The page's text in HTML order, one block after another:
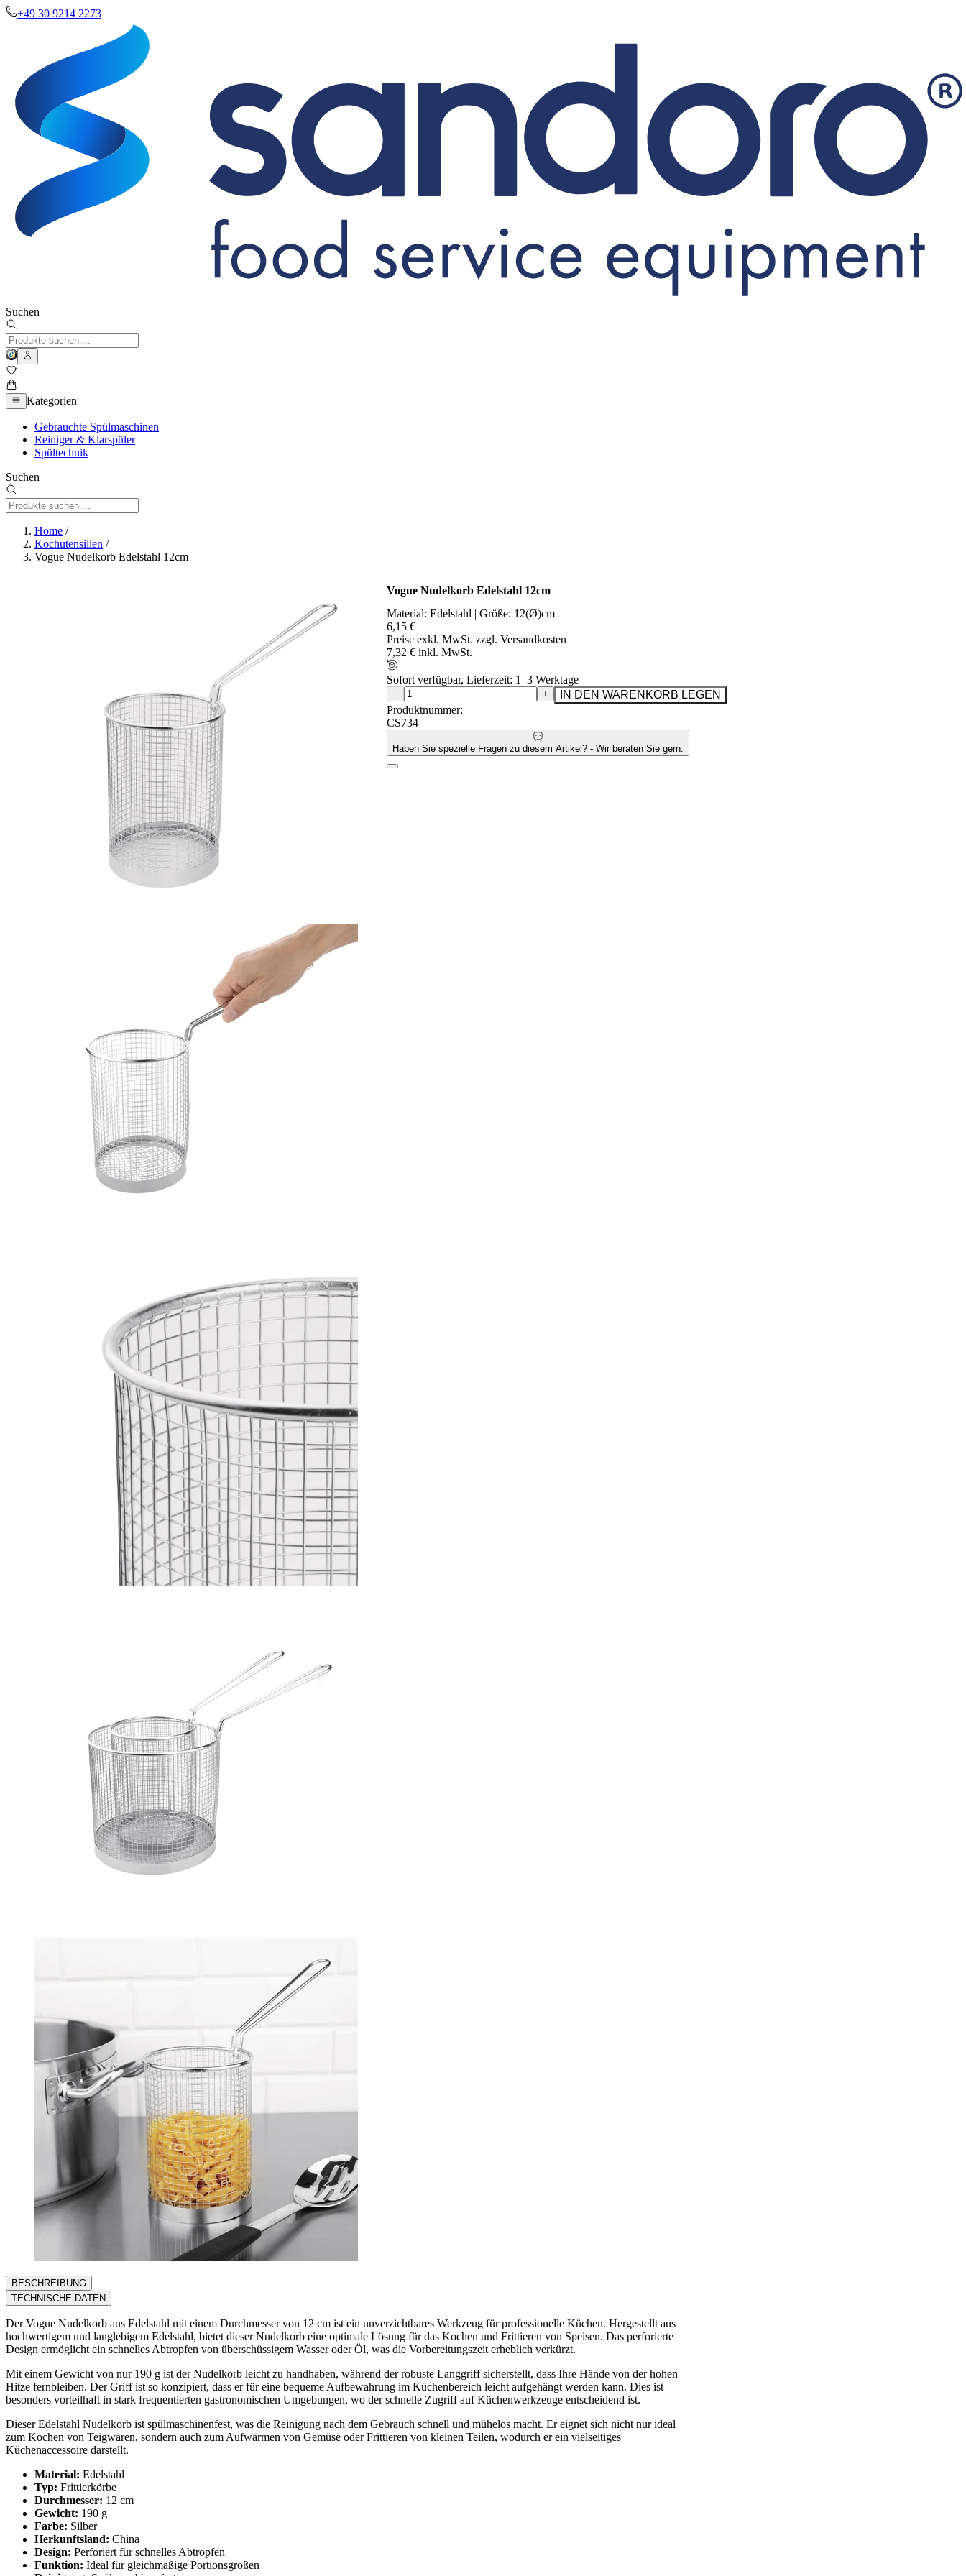
+49 30 9214 2273
Suchen
Kategorien
Gebrauchte Spülmaschinen
Reiniger & Klarspüler
Spültechnik
Suchen
Home /
Kochutensilien /
Vogue Nudelkorb Edelstahl 12cm
Vogue Nudelkorb Edelstahl 12cm
Material: Edelstahl | Größe: 12(Ø)cm
6,15 €
Preise exkl. MwSt. zzgl. Versandkosten
7,32 € inkl. MwSt.
Sofort verfügbar, Lieferzeit: 1–3 Werktage
− +
IN DEN WARENKORB LEGEN
Produktnummer:
CS734
Haben Sie spezielle Fragen zu diesem Artikel? - Wir beraten Sie gern.
BESCHREIBUNG
TECHNISCHE DATEN
Der Vogue Nudelkorb aus Edelstahl mit einem Durchmesser von 12 cm ist ein unverzichtbares Werkzeug für professionelle Küchen. Hergestellt aus
hochwertigem und langlebigem Edelstahl, bietet dieser Nudelkorb eine optimale Lösung für das Kochen und Frittieren von Speisen. Das perforierte
Design ermöglicht ein schnelles Abtropfen von überschüssigem Wasser oder Öl, was die Vorbereitungszeit erheblich verkürzt.
Mit einem Gewicht von nur 190 g ist der Nudelkorb leicht zu handhaben, während der robuste Langgriff sicherstellt, dass Ihre Hände von der hohen
Hitze fernbleiben. Der Griff ist so konzipiert, dass er für eine bequeme Aufbewahrung im Küchenbereich leicht aufgehängt werden kann. Dies ist
besonders vorteilhaft in stark frequentierten gastronomischen Umgebungen, wo der schnelle Zugriff auf Küchenwerkzeuge entscheidend ist.
Dieser Edelstahl Nudelkorb ist spülmaschinenfest, was die Reinigung nach dem Gebrauch schnell und mühelos macht. Er eignet sich nicht nur ideal
zum Kochen von Teigwaren, sondern auch zum Aufwärmen von Gemüse oder Frittieren von kleinen Teilen, wodurch er ein vielseitiges
Küchenaccessoire darstellt.
Material: Edelstahl
Typ: Frittierkörbe
Durchmesser: 12 cm
Gewicht: 190 g
Farbe: Silber
Herkunftsland: China
Design: Perforiert für schnelles Abtropfen
Funktion: Ideal für gleichmäßige Portionsgrößen